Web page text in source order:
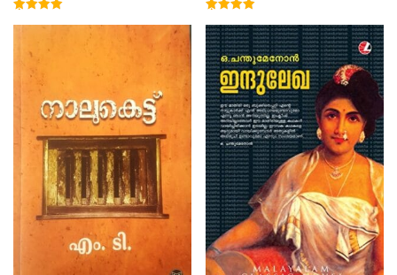
Muhammad Basheer
4.60
out of 5